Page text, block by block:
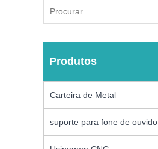
Produtos
Carteira de Metal
suporte para fone de ouvido